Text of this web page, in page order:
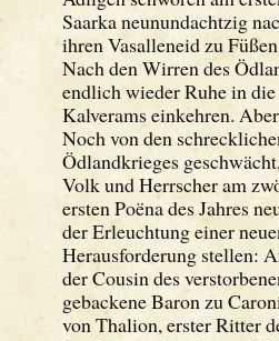
Saarka neunundachtzig
ihren Vasalleneid zu
Nach den Wirren des
endlich wieder Ruhe in
Kalverams einkehren.
Noch von den
Ödlandkrieges
Volk und Herrscher am
ersten Poëna des Jahres
der Erleuchtung einer
Herausforderung stellen:
der Cousin des
gebackene Baron zu
von Thalion, erster Ritter